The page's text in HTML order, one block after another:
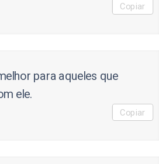
Copiar
para aqueles que
ele.
Copiar